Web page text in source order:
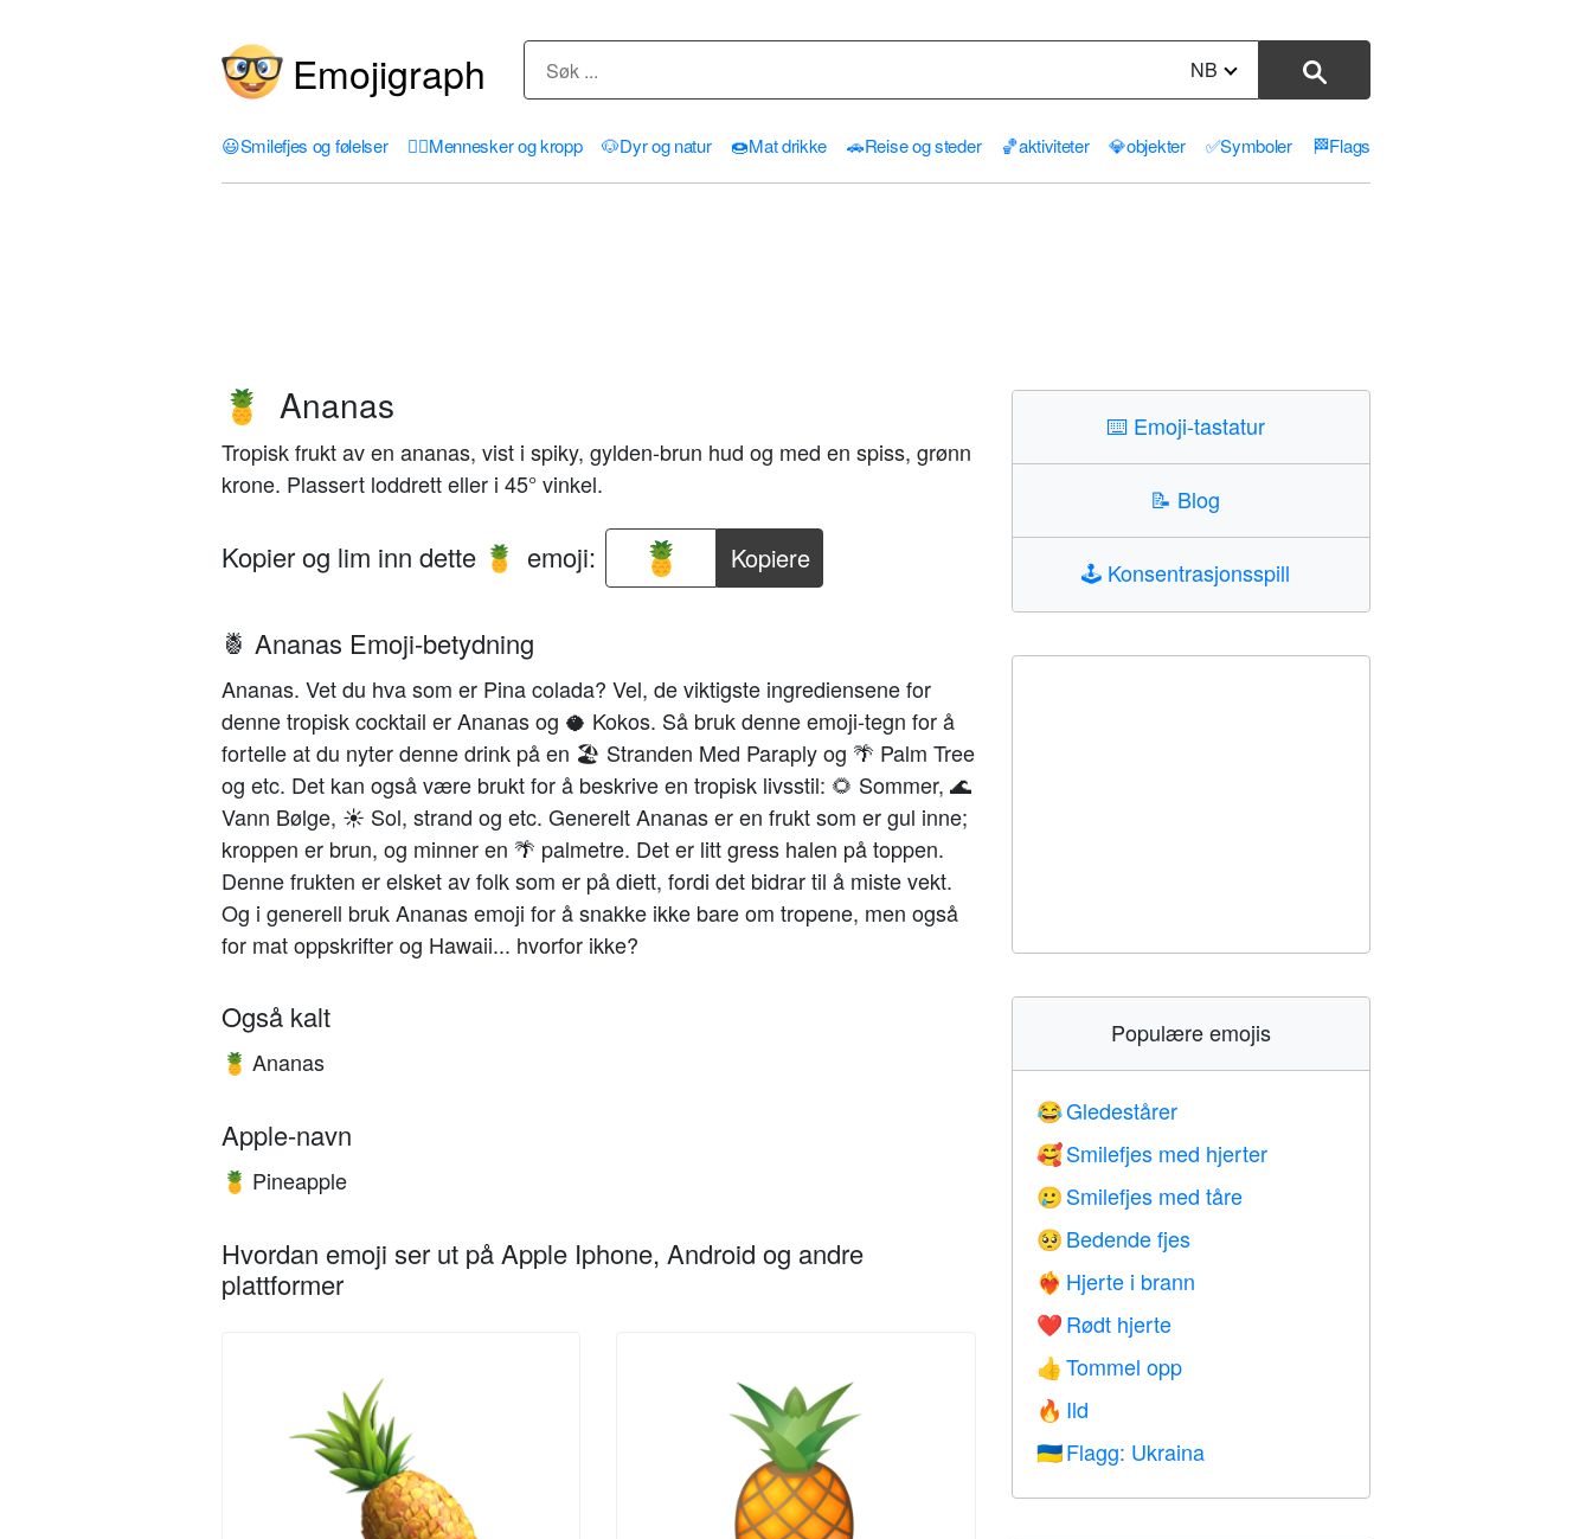
Emojigraph NB
😃Smilefjes og følelser 🤦‍♀️Mennesker og kropp 🐶Dyr og natur 🍩Mat drikke 🚗Reise og steder 🏀aktiviteter 💎objekter ✅Symboler 🏁Flags
🍍 Ananas
Tropisk frukt av en ananas, vist i spiky, gylden-brun hud og med en spiss, grønn
krone. Plassert loddrett eller i 45° vinkel.
Kopier og lim inn dette 🍍 emoji: Kopiere
🍍 Ananas Emoji-betydning
Ananas. Vet du hva som er Pina colada? Vel, de viktigste ingrediensene for
denne tropisk cocktail er Ananas og 🥥 Kokos. Så bruk denne emoji-tegn for å
fortelle at du nyter denne drink på en 🏖️ Stranden Med Paraply og 🌴 Palm Tree
og etc. Det kan også være brukt for å beskrive en tropisk livsstil: 🌻 Sommer, 🌊
Vann Bølge, ☀️ Sol, strand og etc. Generelt Ananas er en frukt som er gul inne;
kroppen er brun, og minner en 🌴 palmetre. Det er litt gress halen på toppen.
Denne frukten er elsket av folk som er på diett, fordi det bidrar til å miste vekt.
Og i generell bruk Ananas emoji for å snakke ikke bare om tropene, men også
for mat oppskrifter og Hawaii... hvorfor ikke?
Også kalt
🍍 Ananas
Apple-navn
🍍 Pineapple
Hvordan emoji ser ut på Apple Iphone, Android og andre
plattformer
⌨️ Emoji-tastatur
📝 Blog
🕹️ Konsentrasjonsspill
Populære emojis
😂Gledestårer
🥰 Smilefjes med hjerter
🥲 Smilefjes med tåre
🥺 Bedende fjes
❤️‍🔥 Hjerte i brann
❤️ Rødt hjerte
👍 Tommel opp
🔥 Ild
🇺🇦 Flagg: Ukraina